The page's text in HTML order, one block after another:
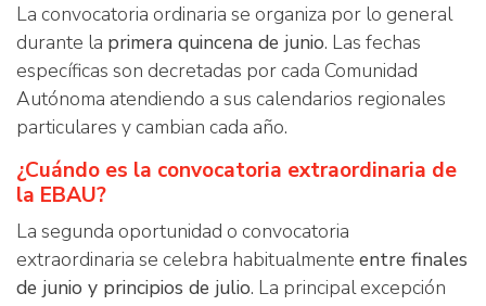
La convocatoria ordinaria se organiza por lo general
durante la primera quincena de junio. Las fechas
específicas son decretadas por cada Comunidad
Autónoma atendiendo a sus calendarios regionales
particulares y cambian cada año.
¿Cuándo es la convocatoria extraordinaria de
la EBAU?
La segunda oportunidad o convocatoria
extraordinaria se celebra habitualmente entre finales
de junio y principios de julio. La principal excepción